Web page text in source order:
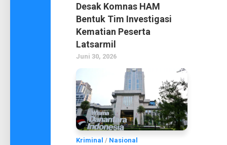
Desak Komnas HAM
Bentuk Tim Investigasi
Kematian Peserta
Latsarmil
Juni 30, 2026
Kriminal / Nasional